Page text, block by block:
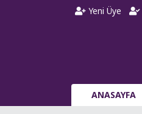
Yeni Üye
ANASAYFA